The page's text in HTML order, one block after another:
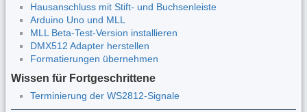
Hausanschluss mit Stift- und Buchsenleiste
Arduino Uno und MLL
MLL Beta-Test-Version installieren
DMX512 Adapter herstellen
Formatierungen übernehmen
Wissen für Fortgeschrittene
Terminierung der WS2812-Signale